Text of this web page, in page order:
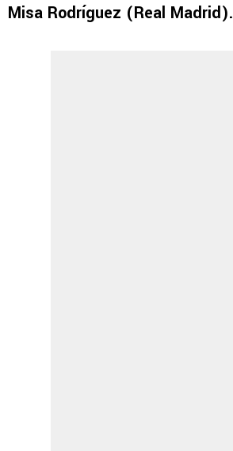
Misa Rodríguez (Real Madrid).